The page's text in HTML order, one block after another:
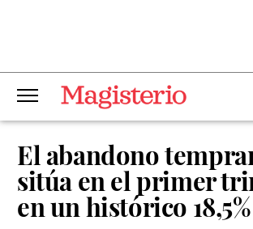
El abandono
sitúa en el primer
en un histórico 18,5%